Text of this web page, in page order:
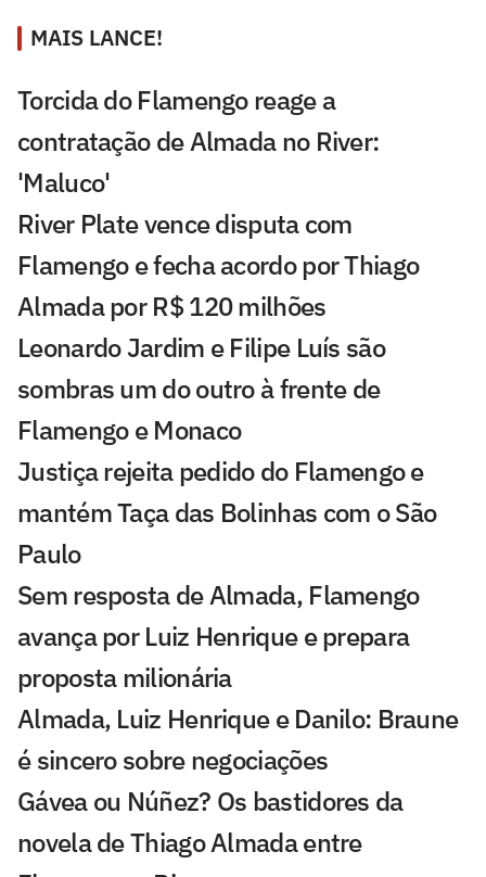
MAIS LANCE!
Torcida do Flamengo reage a
contratação de Almada no River:
'Maluco'
River Plate vence disputa com
Flamengo e fecha acordo por Thiago
Almada por R$ 120 milhões
Leonardo Jardim e Filipe Luís são
sombras um do outro à frente de
Flamengo e Monaco
Justiça rejeita pedido do Flamengo e
mantém Taça das Bolinhas com o São
Paulo
Sem resposta de Almada, Flamengo
avança por Luiz Henrique e prepara
proposta milionária
Almada, Luiz Henrique e Danilo: Braune
é sincero sobre negociações
Gávea ou Núñez? Os bastidores da
novela de Thiago Almada entre